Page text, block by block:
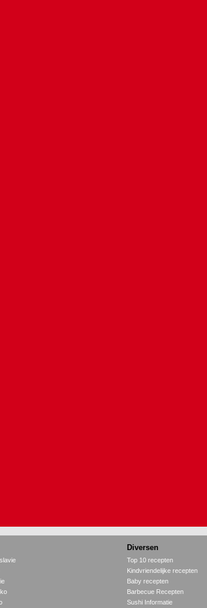
Diversen
Top 10 recepten
Kindvriendelijke recepten
Baby recepten
Barbecue Recepten
Sushi Informatie